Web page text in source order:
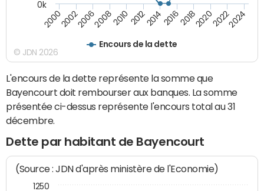
Encours de la dette
20002002200620082010 2012201420162018202020222024
0k
© JDN 2026
L'encours de la dette représente la somme que
Bayencourt doit rembourser aux banques. La somme
présentée ci-dessus représente l'encours total au 31
décembre.
Dette par habitant de Bayencourt
(Source : JDN d'après ministère de l'Economie)
1250